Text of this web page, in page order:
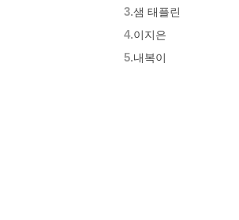
세밀화로 그린 보리 아기
붙여도 붙여도 스티커왕
국시꼬랭이 동네
3.샘 태플린
4.이지은
5.내복이